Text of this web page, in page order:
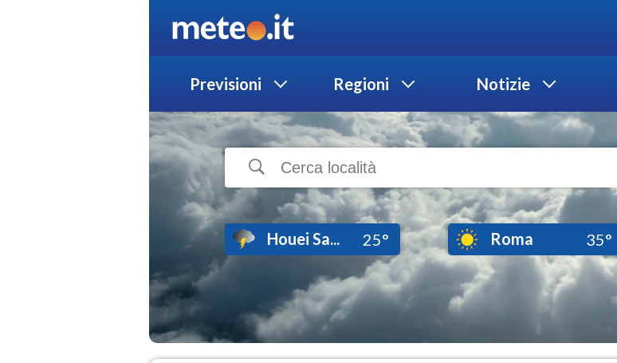
Previsioni Regioni Notizie
Houei Sa... 25° Roma 35°